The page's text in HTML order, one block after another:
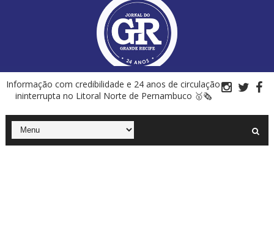
Informação com credibilidade e 24 anos de circulação
ininterrupta no Litoral Norte de Pernambuco 🥇🗞